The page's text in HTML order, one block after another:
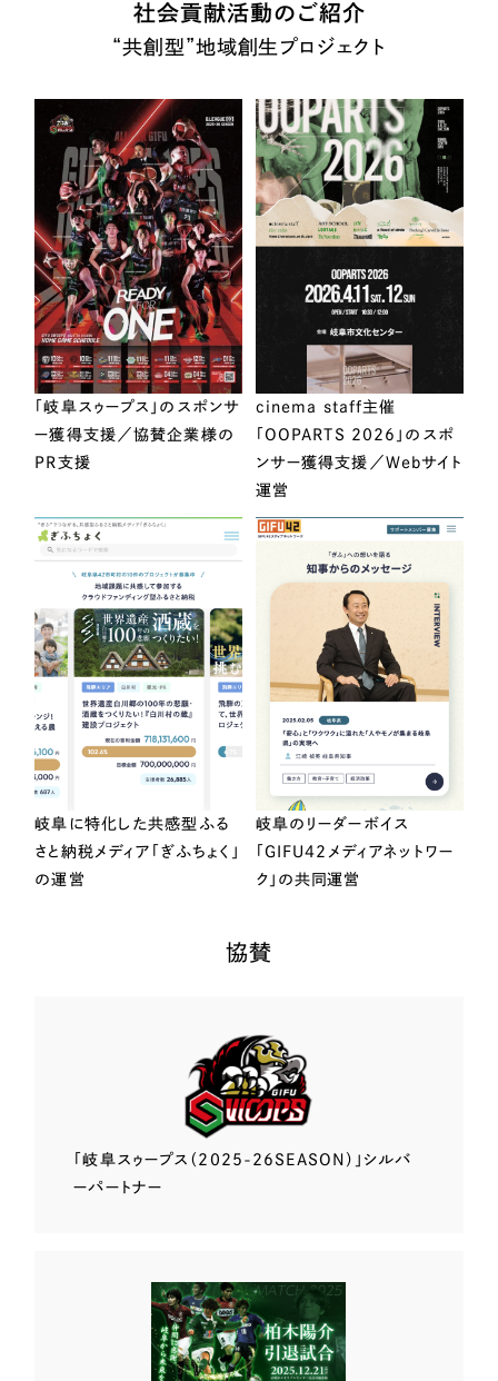
社会貢献活動のご紹介
“共創型”地域創生プロジェクト
「岐阜スゥープス」のスポンサ
ー獲得支援／協賛企業様の
PR支援
cinema staff主催
「OOPARTS 2026」のスポ
ンサー獲得支援／Webサイト
運営
岐阜に特化した共感型ふる
さと納税メディア「ぎふちょく」
の運営
岐阜のリーダーボイス
「GIFU42メディアネットワー
ク」の共同運営
協賛
「岐阜スゥープス （2025-26SEASON）」 シルバ
ーパートナー